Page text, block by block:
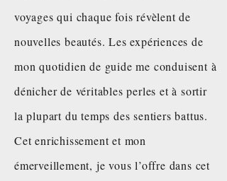
voyages qui chaque fois révèlent de
nouvelles beautés. Les expériences de
mon quotidien de guide me conduisent à
dénicher de véritables perles et à sortir
la plupart du temps des sentiers battus.
Cet enrichissement et mon
émerveillement, je vous l’offre dans cet